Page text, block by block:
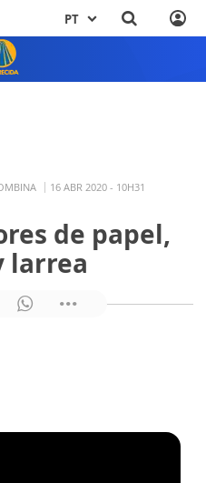
PT
16 ABR 2020 - 10H31
de papel,
larrea